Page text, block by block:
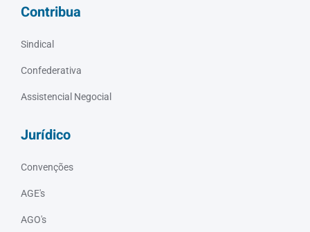
Contribua
Sindical
Confederativa
Assistencial Negocial
Jurídico
Convenções
AGE's
AGO's